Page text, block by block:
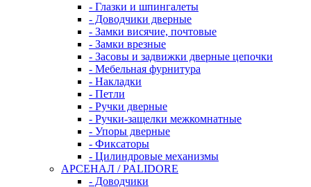
- Глазки и шпингалеты
- Доводчики дверные
- Замки висячие, почтовые
- Замки врезные
- Засовы и задвижки дверные цепочки
- Мебельная фурнитура
- Накладки
- Петли
- Ручки дверные
- Ручки-защелки межкомнатные
- Упоры дверные
- Фиксаторы
- Цилиндровые механизмы
АРСЕНАЛ / PALIDORE
- Доводчики